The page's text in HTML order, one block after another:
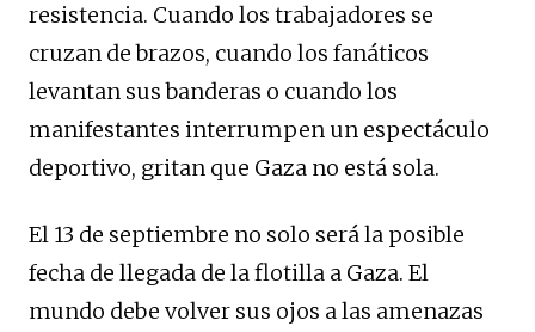
resistencia. Cuando los trabajadores se
cruzan de brazos, cuando los fanáticos
levantan sus banderas o cuando los
manifestantes interrumpen un espectáculo
deportivo, gritan que Gaza no está sola.
El 13 de septiembre no solo será la posible
fecha de llegada de la flotilla a Gaza. El
mundo debe volver sus ojos a las amenazas